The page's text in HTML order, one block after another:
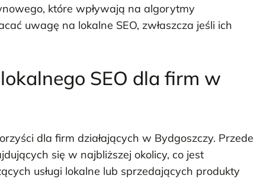
które wpływają na algorytmy
uwagę na lokalne SEO, zwłaszcza jeśli ich
SEO dla firm w
dla firm działających w Bydgoszczy. Przede
się w najbliższej okolicy, co jest
usługi lokalne lub sprzedających produkty